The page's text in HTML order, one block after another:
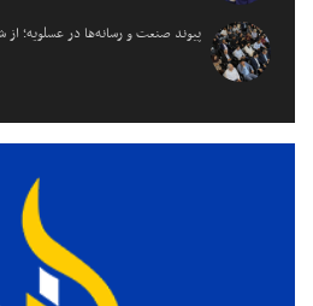
پیوند صنعت و رسانه‌ها در عسلویه؛ از